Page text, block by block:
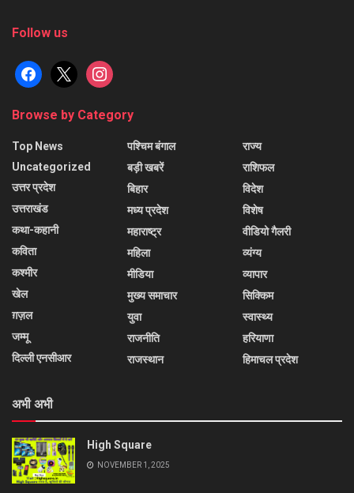
Follow us
facebook
x instagram
Browse by Category
Top News
Uncategorized
उत्तर प्रदेश
उत्तराखंड
कथा-कहानी
कविता
कश्मीर
खेल
ग़ज़ल
जम्मू
दिल्ली एनसीआर
पश्चिम बंगाल
बड़ी खबरें
बिहार
मध्य प्रदेश
महाराष्ट्र
महिला
मीडिया
मुख्य समाचार
युवा
राजनीति
राजस्थान
राज्य
राशिफल
विदेश
विशेष
वीडियो गैलरी
व्यंग्य
व्यापार
सिक्किम
स्वास्थ्य
हरियाणा
हिमाचल प्रदेश
अभी अभी
High Square
NOVEMBER 1, 2025